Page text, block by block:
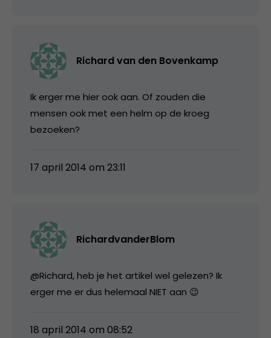
Richard van den Bovenkamp
Ik erger me hier ook aan. Of zouden die
mensen ook met een helm op de kroeg
bezoeken?
17 april 2014 om 23:11
RichardvanderBlom
@Richard, heb je het artikel wel gelezen? Ik
erger me er dus helemaal NIET aan 😉
18 april 2014 om 08:52